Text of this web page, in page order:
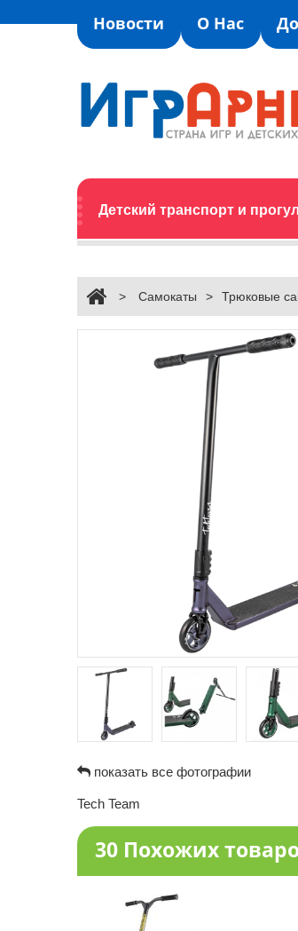
Новости О Нас
Детский транспорт и
> Самокаты > Трюковые
показать все фотографии
Tech Team
30 Похожих